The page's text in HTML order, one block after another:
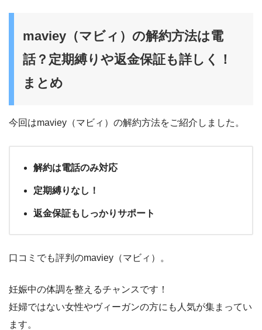
maviey（マビィ）の解約方法は電
話？定期縛りや返金保証も詳しく！
まとめ
今回はmaviey（マビィ）の解約方法をご紹介しました。
解約は電話のみ対応
定期縛りなし！
返金保証もしっかりサポート
口コミでも評判のmaviey（マビィ）。
妊娠中の体調を整えるチャンスです！
妊婦ではない女性やヴィーガンの方にも人気が集まってい
ます。